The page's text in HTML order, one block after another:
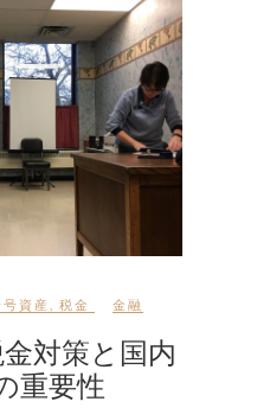
号資産 税金 金融
対策と国内
重要性